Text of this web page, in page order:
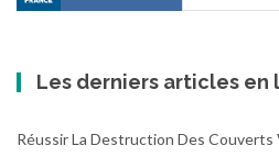
Les derniers articles en
Réussir La Destruction Des